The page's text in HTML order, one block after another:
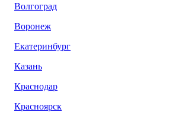
Волгоград
Воронеж
Екатеринбург
Казань
Краснодар
Красноярск